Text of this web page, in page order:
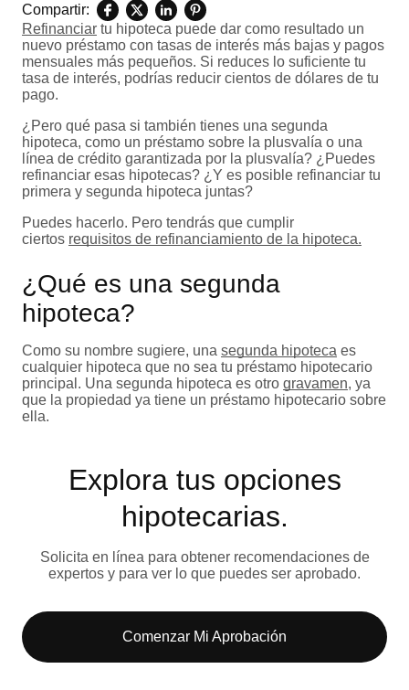
Compartir:
Refinanciar tu hipoteca puede dar como resultado un
nuevo préstamo con tasas de interés más bajas y pagos
mensuales más pequeños. Si reduces lo suficiente tu
tasa de interés, podrías reducir cientos de dólares de tu
pago.
¿Pero qué pasa si también tienes una segunda
hipoteca, como un préstamo sobre la plusvalía o una
línea de crédito garantizada por la plusvalía? ¿Puedes
refinanciar esas hipotecas? ¿Y es posible refinanciar tu
primera y segunda hipoteca juntas?
Puedes hacerlo. Pero tendrás que cumplir
ciertos requisitos de refinanciamiento de la hipoteca.
¿Qué es una segunda
hipoteca?
Como su nombre sugiere, una segunda hipoteca es
cualquier hipoteca que no sea tu préstamo hipotecario
principal. Una segunda hipoteca es otro gravamen, ya
que la propiedad ya tiene un préstamo hipotecario sobre
ella.
Explora tus opciones
hipotecarias.
Solicita en línea para obtener recomendaciones de
expertos y para ver lo que puedes ser aprobado.
Comenzar Mi Aprobación